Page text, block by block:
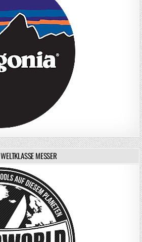
WELTKLASSE MESSER